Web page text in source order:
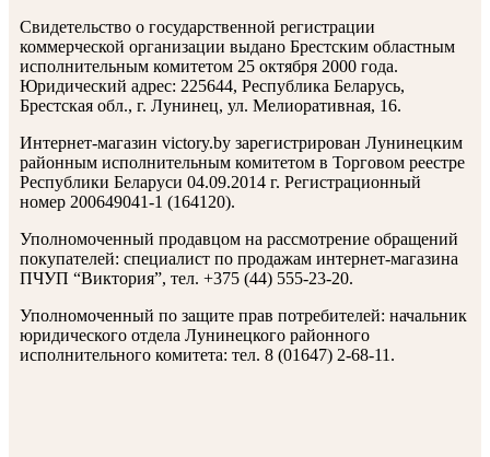
Свидетельство о государственной регистрации
коммерческой организации выдано Брестским областным
исполнительным комитетом 25 октября 2000 года.
Юридический адрес: 225644, Республика Беларусь,
Брестская обл., г. Лунинец, ул. Мелиоративная, 16.
Интернет-магазин victory.by зарегистрирован Лунинецким
районным исполнительным комитетом в Торговом реестре
Республики Беларуси 04.09.2014 г. Регистрационный
номер 200649041-1 (164120).
Уполномоченный продавцом на рассмотрение обращений
покупателей: специалист по продажам интернет-магазина
ПЧУП “Виктория”, тел. +375 (44) 555-23-20.
Уполномоченный по защите прав потребителей: начальник
юридического отдела Лунинецкого районного
исполнительного комитета: тел. 8 (01647) 2-68-11.